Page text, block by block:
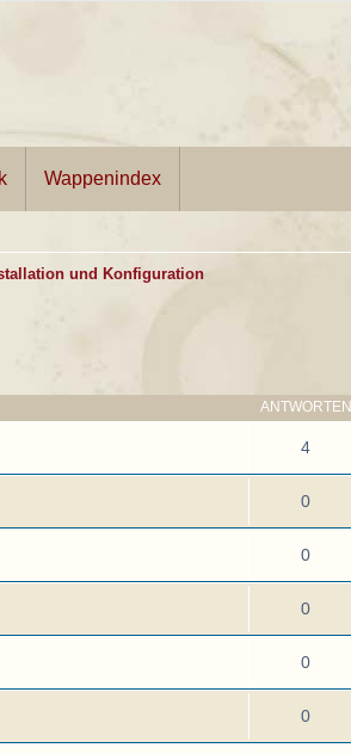
Wappenindex
und Konfiguration
ANTWORTEN
4
0
0
0
0
0